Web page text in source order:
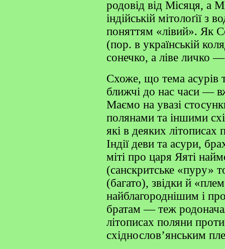
родовід від Місяця, а
індійській мітолоґії з
поняттям «лівий». Як
(пор. в українській
сонечко, а ліве личко
Схоже, що тема асурів
ближчі до нас часи —
Маємо на увазі
полянами та іншими
які в деяких
Індії деви та асури,
міті про царя Яяті
(санскритське «пуру»
(багато), звідки й
найблагороднішим і
братам — теж
літописах поляни
східнослов’янським